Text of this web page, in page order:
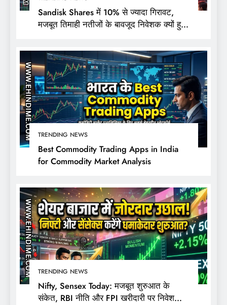
Sandisk Shares में 10% से ज्यादा गिरावट,
मजबूत तिमाही नतीजों के बावजूद निवेशक क्यों हुए
TRENDING NEWS
Best Commodity Trading Apps in India
for Commodity Market Analysis
TRENDING NEWS
Nifty, Sensex Today: मजबूत शुरुआत के
संकेत, RBI नीति और FPI खरीदारी पर निवेशकों